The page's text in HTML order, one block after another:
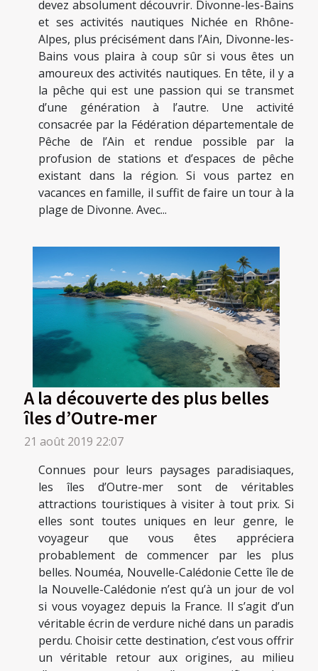
devez absolument découvrir. Divonne-les-Bains
et ses activités nautiques Nichée en Rhône-
Alpes, plus précisément dans l’Ain, Divonne-les-
Bains vous plaira à coup sûr si vous êtes un
amoureux des activités nautiques. En tête, il y a
la pêche qui est une passion qui se transmet
d’une génération à l’autre. Une activité
consacrée par la Fédération départementale de
Pêche de l’Ain et rendue possible par la
profusion de stations et d’espaces de pêche
existant dans la région. Si vous partez en
vacances en famille, il suffit de faire un tour à la
plage de Divonne. Avec...
A la découverte des plus belles
îles d’Outre-mer
21 août 2019 22:07
Connues pour leurs paysages paradisiaques,
les îles d’Outre-mer sont de véritables
attractions touristiques à visiter à tout prix. Si
elles sont toutes uniques en leur genre, le
voyageur que vous êtes appréciera
probablement de commencer par les plus
belles. Nouméa, Nouvelle-Calédonie Cette île de
la Nouvelle-Calédonie n’est qu’à un jour de vol
si vous voyagez depuis la France. Il s’agit d’un
véritable écrin de verdure niché dans un paradis
perdu. Choisir cette destination, c’est vous offrir
un véritable retour aux origines, au milieu